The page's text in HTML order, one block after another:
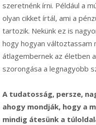
szeretnénk írni. Például a
olyan cikket írtál, ami a
tartozik. Nekünk ez is
hogy hogyan
átlagembernek az életben
szorongása a legnagyobb
A tudatosság, persze,
ahogy mondják, hogy a
mindig átesünk a